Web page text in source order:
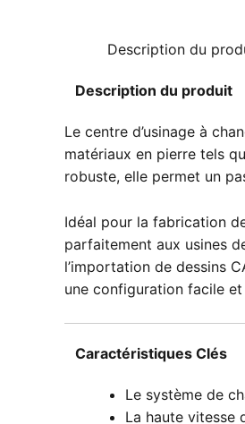
Description du
Description du produit
Le centre d’usinage à
matériaux en pierre tels
robuste, elle permet un
Idéal pour la fabrication
parfaitement aux usines
l’importation de dessins
une configuration facile
Caractéristiques Clés
Le système de
La haute vitesse